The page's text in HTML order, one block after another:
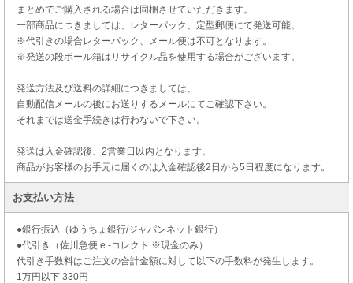
まとめでご購入される場合は同梱させていただきます。
一部商品につきましては、レターパック、定型郵便にて発送可能。
※代引きの場合レターパック、メール便は不可となります。
※発送の段ボール箱はリサイクル品を使用する場合がございます。
発送方法及び送料の詳細につきましては、
自動配信メールの後にお送りするメールにてご確認下さい。
それまでは送金手続きは行わないで下さい。
発送は入金確認後、2営業日以内となります。
商品がお客様のお手元に届くのは入金確認後2日から5日程度になります。
お支払い方法
●銀行振込（ゆうちょ銀行/ジャパンネット銀行）
●代引き（佐川急便 e -コレクト ※現金のみ）
代引き手数料はご注文の合計金額に対して以下の手数料が発生します。
1万円以下 330円